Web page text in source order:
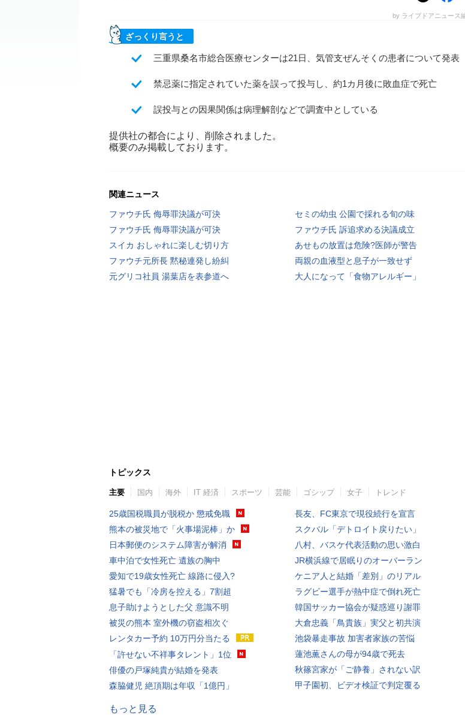
by ライブドアニュース
ざっくり言うと
三重県桑名市総合医療センターは21日、気管支ぜんそくの患者について発表
禁忌薬に指定されていた薬を誤って投与し、約1カ月後に敗血症で死亡
誤投与との因果関係は病理解剖などで調査中としている
提供社の都合により、削除されました。
概要のみ掲載しております。
関連ニュース
ファウチ氏 侮辱罪決議が可決
セミの幼虫 公園で採れる旬の味
ファウチ氏 侮辱罪決議が可決
ファウチ氏 訴追求める決議成立
スイカ おしゃれに楽しむ切り方
あせもの放置は危険?医師が警告
ファウチ元所長 黙秘連発し紛糾
両親の血液型と息子が一致せず
元グリコ社員 湯葉店を表参道へ
大人になって「食物アレルギー」
トピックス
主要 国内 海外 IT 経済 スポーツ 芸能 ゴシップ 女子 トレンド
25歳国税職員が脱税か 懲戒免職
熊本の被災地で「火事場泥棒」か
日本郵便のシステム障害が解消
車中泊で女性死亡 遺族の胸中
愛知で19歳女性死亡 線路に侵入?
猛暑でも「冷房を控える」7割超
息子助けようとした父 意識不明
被災の熊本 室外機の窃盗相次ぐ
レンタカー予約 10万円分当たる
「許せない不祥事タレント」1位
俳優の戸塚純貴が結婚を発表
森脇健児 絶頂期は年収「1億円」
長友、FC東京で現役続行を宣言
スクバル「デトロイト戻りたい」
八村、バスケ代表活動の思い激白
JR横浜線で居眠りのオーバーラン
ケニア人と結婚「差別」のリアル
ラグビー選手が熱中症で倒れ死亡
韓国サッカー協会が疑惑巡り謝罪
大倉忠義「鳥貴族」実父と初共演
池袋暴走事故 加害者家族の苦悩
蓮池薫さんの母が94歳で死去
秋篠宮家が「ご静養」されない訳
甲子園初、ビデオ検証で判定覆る
もっと見る